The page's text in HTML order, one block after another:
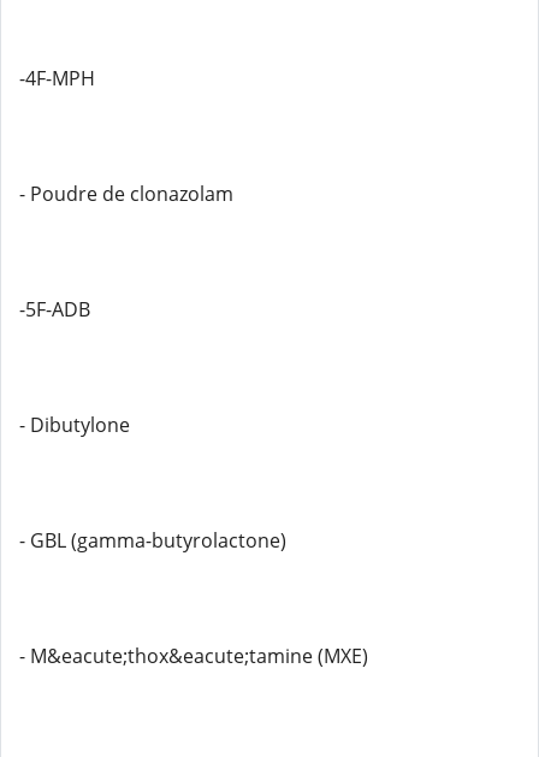
-4F-MPH
- Poudre de clonazolam
-5F-ADB
- Dibutylone
- GBL (gamma-butyrolactone)
- M&eacute;thox&eacute;tamine (MXE)